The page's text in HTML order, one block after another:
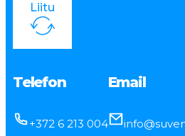
Liitu
Telefon
+372 6 213 004
Email